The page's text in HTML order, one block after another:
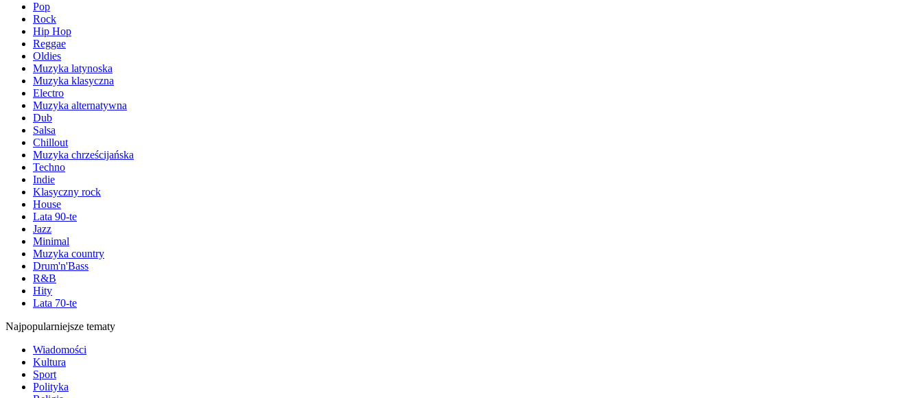
Pop
Rock
Hip Hop
Reggae
Oldies
Muzyka latynoska
Muzyka klasyczna
Electro
Muzyka alternatywna
Dub
Salsa
Chillout
Muzyka chrześcijańska
Techno
Indie
Klasyczny rock
House
Lata 90-te
Jazz
Minimal
Muzyka country
Drum'n'Bass
R&B
Hity
Lata 70-te
Najpopularniejsze tematy
Wiadomości
Kultura
Sport
Polityka